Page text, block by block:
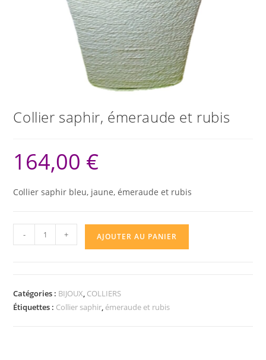
Collier saphir, émeraude et rubis
164,00 €
Collier saphir bleu, jaune, émeraude et rubis
quantité
de
émeraude
et
- + AJOUTER AU PANIER
Catégories : BIJOUX, COLLIERS
Étiquettes : Collier saphir, émeraude et rubis